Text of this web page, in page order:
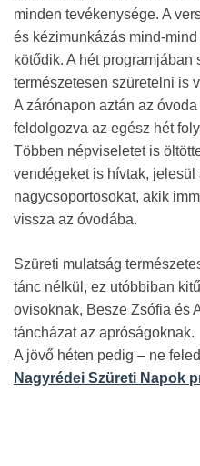
minden tevékenysége. A
és kézimunkázás mind-
kötődik. A hét
természetesen szüretelni is
A zárónapon aztán az
feldolgozva az egész hét
Többen népviseletet is
vendégeket is hívtak,
nagycsoportosokat, akik
vissza az óvodába.
Szüreti mulatság
tánc nélkül, ez utóbbiban
ovisoknak, Besze Zsófia és
táncházat az apróságoknak.
A jövő héten pedig – ne
Nagyrédei Szüreti Napok